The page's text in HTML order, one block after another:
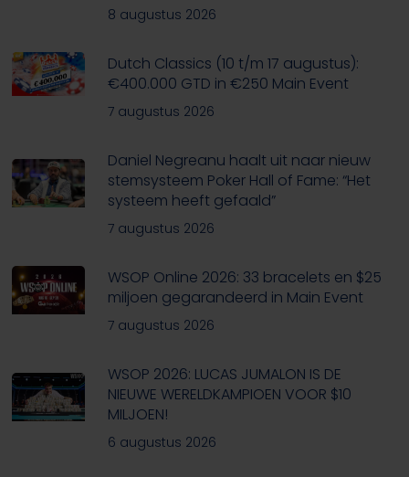
8 augustus 2026
Dutch Classics (10 t/m 17 augustus):
€400.000 GTD in €250 Main Event
7 augustus 2026
Daniel Negreanu haalt uit naar nieuw
stemsysteem Poker Hall of Fame: “Het
systeem heeft gefaald”
7 augustus 2026
WSOP Online 2026: 33 bracelets en $25
miljoen gegarandeerd in Main Event
7 augustus 2026
WSOP 2026: LUCAS JUMALON IS DE
NIEUWE WERELDKAMPIOEN VOOR $10
MILJOEN!
6 augustus 2026